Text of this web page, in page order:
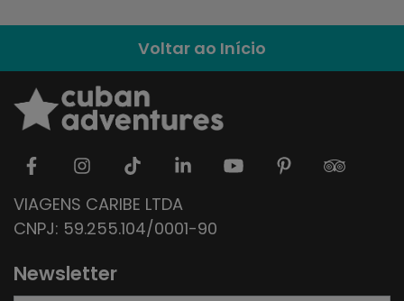
Voltar ao Início
VIAGENS CARIBE LTDA
CNPJ: 59.255.104/0001-90
Newsletter